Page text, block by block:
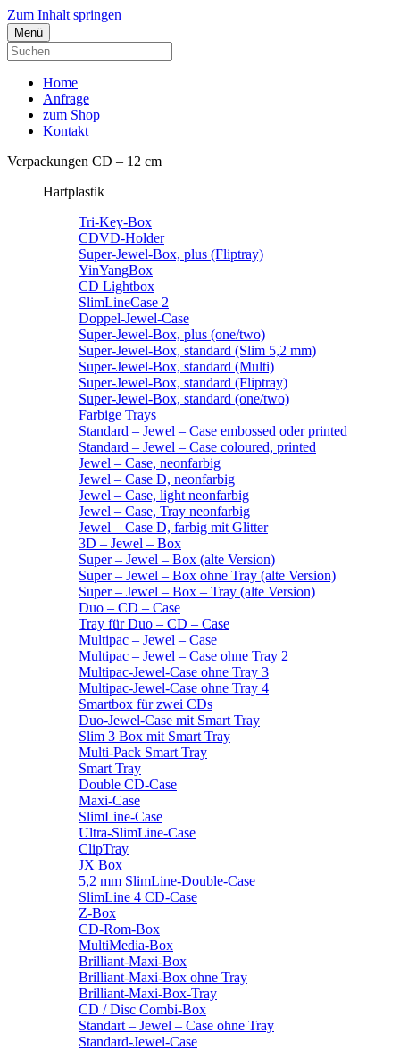
Zum Inhalt springen
Menü
Home
Anfrage
zum Shop
Kontakt
Verpackungen CD – 12 cm
Hartplastik
Tri-Key-Box
CDVD-Holder
Super-Jewel-Box, plus (Fliptray)
YinYangBox
CD Lightbox
SlimLineCase 2
Doppel-Jewel-Case
Super-Jewel-Box, plus (one/two)
Super-Jewel-Box, standard (Slim 5,2 mm)
Super-Jewel-Box, standard (Multi)
Super-Jewel-Box, standard (Fliptray)
Super-Jewel-Box, standard (one/two)
Farbige Trays
Standard – Jewel – Case embossed oder printed
Standard – Jewel – Case coloured, printed
Jewel – Case, neonfarbig
Jewel – Case D, neonfarbig
Jewel – Case, light neonfarbig
Jewel – Case, Tray neonfarbig
Jewel – Case D, farbig mit Glitter
3D – Jewel – Box
Super – Jewel – Box (alte Version)
Super – Jewel – Box ohne Tray (alte Version)
Super – Jewel – Box – Tray (alte Version)
Duo – CD – Case
Tray für Duo – CD – Case
Multipac – Jewel – Case
Multipac – Jewel – Case ohne Tray 2
Multipac-Jewel-Case ohne Tray 3
Multipac-Jewel-Case ohne Tray 4
Smartbox für zwei CDs
Duo-Jewel-Case mit Smart Tray
Slim 3 Box mit Smart Tray
Multi-Pack Smart Tray
Smart Tray
Double CD-Case
Maxi-Case
SlimLine-Case
Ultra-SlimLine-Case
ClipTray
JX Box
5,2 mm SlimLine-Double-Case
SlimLine 4 CD-Case
Z-Box
CD-Rom-Box
MultiMedia-Box
Brilliant-Maxi-Box
Brilliant-Maxi-Box ohne Tray
Brilliant-Maxi-Box-Tray
CD / Disc Combi-Box
Standart – Jewel – Case ohne Tray
Standard-Jewel-Case